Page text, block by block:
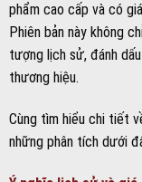
phẩm cao cấp và có
Phiên bản này không
tượng lịch sử, đánh
thương hiệu.
Cùng tìm hiểu chi tiết
những phân tích dưới